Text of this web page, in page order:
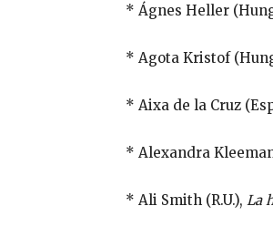
* Ágnes Heller
* Agota Kristof
* Aixa de la Cruz
* Alexandra Kleeman
* Ali Smith (R.U.), La